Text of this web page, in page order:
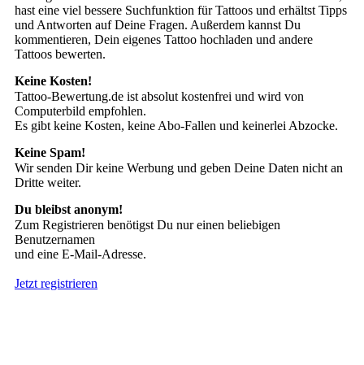
hast eine viel bessere Suchfunktion für Tattoos und erhältst Tipps
und Antworten auf Deine Fragen. Außerdem kannst Du
kommentieren, Dein eigenes Tattoo hochladen und andere
Tattoos bewerten.
Keine Kosten!
Tattoo-Bewertung.de ist absolut kostenfrei und wird von
Computerbild empfohlen.
Es gibt keine Kosten, keine Abo-Fallen und keinerlei Abzocke.
Keine Spam!
Wir senden Dir keine Werbung und geben Deine Daten nicht an
Dritte weiter.
Du bleibst anonym!
Zum Registrieren benötigst Du nur einen beliebigen
Benutzernamen
und eine E-Mail-Adresse.
Jetzt registrieren